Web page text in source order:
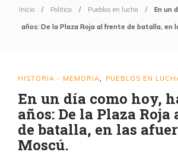
Inicio Politica Pueblos en lucha En un
años: De la Plaza Roja al frente de batalla, en
HISTORIA - MEMORIA PUEBLOS EN
En un día como hoy,
años: De la Plaza
de batalla, en las
Moscú.